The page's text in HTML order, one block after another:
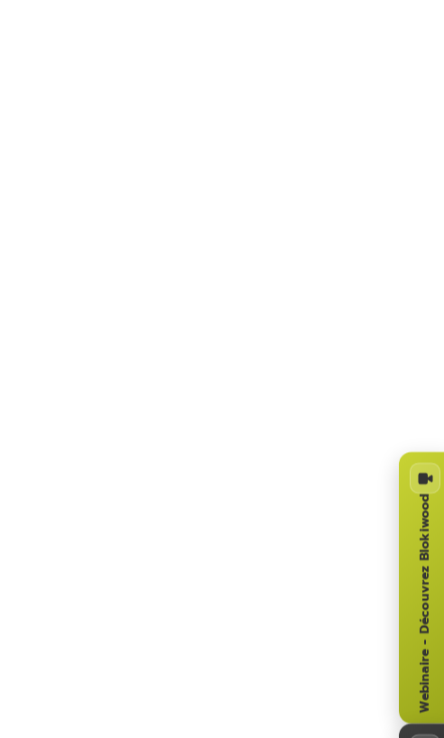
Webinaire - Découvrez Blokiwood